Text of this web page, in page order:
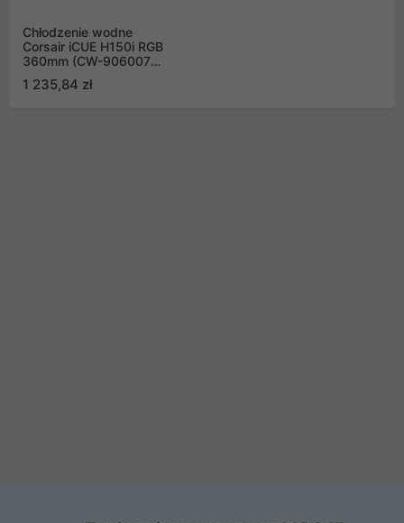
Chłodzenie wodne
Corsair iCUE H150i RGB
360mm (CW-9060075-
WW)
1 235,84 zł